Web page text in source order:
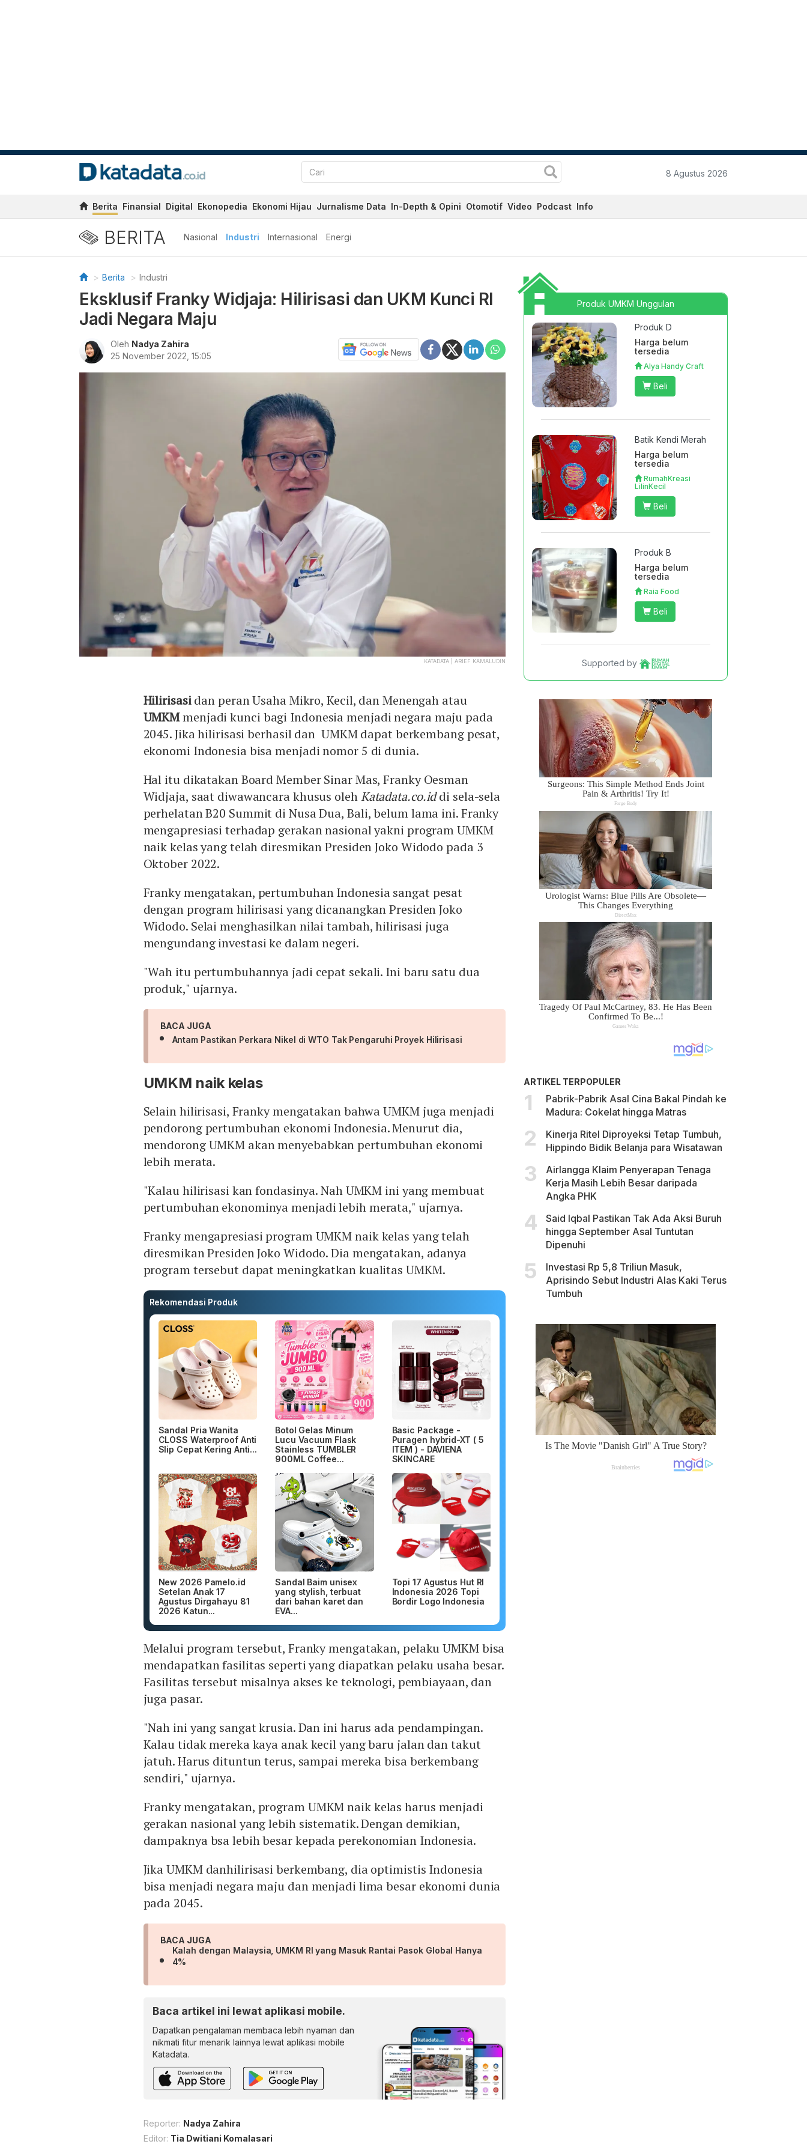
8 Agustus 2026
Berita Finansial Digital Ekonopedia Ekonomi Hijau Jurnalisme Data In-Depth & Opini Otomotif Video Podcast Info
BERITA Nasional Industri Internasional Energi
Berita Industri
Eksklusif Franky Widjaja: Hilirisasi dan UKM Kunci RI
Jadi Negara Maju
Oleh Nadya Zahira
25 November 2022, 15:05
KATADATA | ARIEF KAMALUDIN
Hilirisasidan peran Usaha Mikro, Kecil, dan Menengah atau
UMKMmenjadi kunci bagi Indonesia menjadi negara maju pada
2045. Jika hilirisasi berhasil dan UMKM dapat berkembang pesat,
ekonomi Indonesia bisa menjadi nomor 5 di dunia.
Hal itu dikatakan Board Member Sinar Mas, Franky Oesman
Widjaja, saat diwawancara khusus olehKatadata.co.iddi sela-sela
perhelatan B20 Summit di Nusa Dua, Bali, belum lama ini. Franky
mengapresiasi terhadap gerakan nasional yakni program UMKM
naik kelas yang telah diresmikan Presiden Joko Widodo pada 3
Oktober 2022.
Franky mengatakan, pertumbuhan Indonesia sangat pesat
dengan program hilirisasi yang dicanangkan Presiden Joko
Widodo. Selai menghasilkan nilai tambah, hilirisasi juga
mengundang investasi ke dalam negeri.
"Wah itu pertumbuhannya jadi cepat sekali. Ini baru satu dua
produk," ujarnya.
BACA JUGA
Antam Pastikan Perkara Nikel di WTO Tak Pengaruhi Proyek Hilirisasi
UMKM naik kelas
Selain hilirisasi, Franky mengatakan bahwa UMKM juga menjadi
pendorong pertumbuhan ekonomi Indonesia. Menurut dia,
mendorong UMKM akan menyebabkan pertumbuhan ekonomi
lebih merata.
"Kalau hilirisasi kan fondasinya. Nah UMKM ini yang membuat
pertumbuhan ekonominya menjadi lebih merata," ujarnya.
Franky mengapresiasi program UMKM naik kelas yang telah
diresmikan Presiden Joko Widodo. Dia mengatakan, adanya
program tersebut dapat meningkatkan kualitas UMKM.
Rekomendasi Produk
Sandal Pria Wanita
CLOSS Waterproof Anti
Slip Cepat Kering Anti...
Botol Gelas Minum
Lucu Vacuum Flask
Stainless TUMBLER
900ML Coffee...
Basic Package -
Puragen hybrid-XT ( 5
ITEM ) - DAVIENA
SKINCARE
New 2026 Pamelo.id
Setelan Anak 17
Agustus Dirgahayu 81
2026 Katun...
Sandal Baim unisex
yang stylish, terbuat
dari bahan karet dan
EVA...
Topi 17 Agustus Hut RI
Indonesia 2026 Topi
Bordir Logo Indonesia
Melalui program tersebut, Franky mengatakan, pelaku UMKM bisa
mendapatkan fasilitas seperti yang diapatkan pelaku usaha besar.
Fasilitas tersebut misalnya akses ke teknologi, pembiayaan, dan
juga pasar.
"Nah ini yang sangat krusia. Dan ini harus ada pendampingan.
Kalau tidak mereka kaya anak kecil yang baru jalan dan takut
jatuh. Harus dituntun terus, sampai mereka bisa berkembang
sendiri," ujarnya.
Franky mengatakan, program UMKM naik kelas harus menjadi
gerakan nasional yang lebih sistematik. Dengan demikian,
dampaknya bsa lebih besar kepada perekonomian Indonesia.
Jika UMKM danhilirisasi berkembang, dia optimistis Indonesia
bisa menjadi negara maju dan menjadi lima besar ekonomi dunia
pada 2045.
BACA JUGA
Kalah dengan Malaysia, UMKM RI yang Masuk Rantai Pasok Global Hanya
4%
Baca artikel ini lewat aplikasi mobile.
Dapatkan pengalaman membaca lebih nyaman dan
nikmati fitur menarik lainnya lewat aplikasi mobile
Katadata.
Reporter: Nadya Zahira
Editor: Tia Dwitiani Komalasari
Produk UMKM Unggulan
Produk D
Harga belum
tersedia
Alya Handy Craft
Beli
Batik Kendi Merah
Harga belum
tersedia
RumahKreasi
LilinKecil
Beli
Produk B
Harga belum
tersedia
Raia Food
Beli
Supported by
ARTIKEL TERPOPULER
Pabrik-Pabrik Asal Cina Bakal Pindah ke
Madura: Cokelat hingga Matras
Kinerja Ritel Diproyeksi Tetap Tumbuh,
Hippindo Bidik Belanja para Wisatawan
Airlangga Klaim Penyerapan Tenaga
Kerja Masih Lebih Besar daripada
Angka PHK
Said Iqbal Pastikan Tak Ada Aksi Buruh
hingga September Asal Tuntutan
Dipenuhi
Investasi Rp 5,8 Triliun Masuk,
Aprisindo Sebut Industri Alas Kaki Terus
Tumbuh